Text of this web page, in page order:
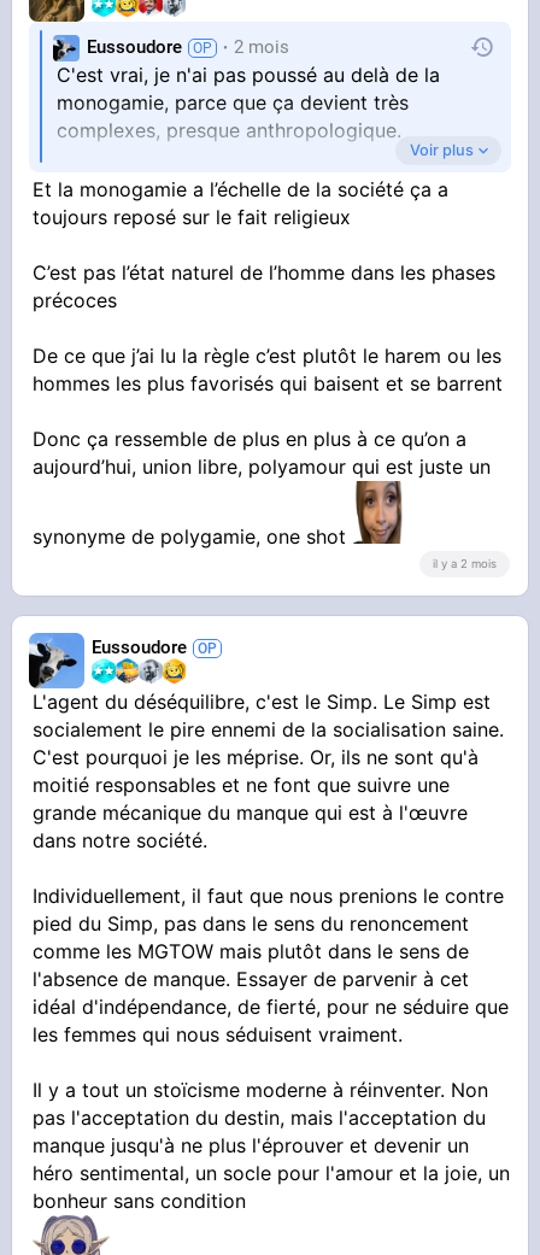
Eussoudore 2 mois
C'est vrai, je n'ai pas poussé au delà de la
monogamie, parce que ça devient très
complexes, presque anthropologique.
La monogamie est probablement la meilleure
garantie pour équilibrer les rapports et fonder
nous libéralisons cette monogamie, ce qui
contribue en effet à creuser l'écart
Voir plus
Et la monogamie a l’échelle de la société ça a
toujours reposé sur le fait religieux
C’est pas l’état naturel de l’homme dans les phases
précoces
De ce que j’ai lu la règle c’est plutôt le harem ou les
hommes les plus favorisés qui baisent et se barrent
Donc ça ressemble de plus en plus à ce qu’on a
aujourd’hui, union libre, polyamour qui est juste un
synonyme de polygamie, one shot
il y a 2 mois
Eussoudore
L'agent du déséquilibre, c'est le Simp. Le Simp est
socialement le pire ennemi de la socialisation saine.
C'est pourquoi je les méprise. Or, ils ne sont qu'à
moitié responsables et ne font que suivre une
grande mécanique du manque qui est à l'œuvre
dans notre société.
Individuellement, il faut que nous prenions le contre
pied du Simp, pas dans le sens du renoncement
comme les MGTOW mais plutôt dans le sens de
l'absence de manque. Essayer de parvenir à cet
idéal d'indépendance, de fierté, pour ne séduire que
les femmes qui nous séduisent vraiment.
Il y a tout un stoïcisme moderne à réinventer. Non
pas l'acceptation du destin, mais l'acceptation du
manque jusqu'à ne plus l'éprouver et devenir un
héro sentimental, un socle pour l'amour et la joie, un
bonheur sans condition